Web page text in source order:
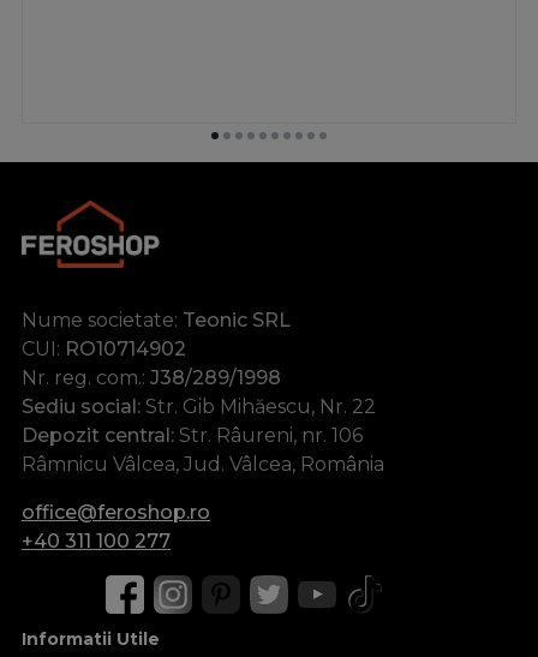
Nume societate: Teonic SRL
CUI: RO10714902
Nr. reg. com.: J38/289/1998
Sediu social: Str. Gib Mihăescu, Nr. 22
Depozit central: Str. Râureni, nr. 106
Râmnicu Vâlcea, Jud. Vâlcea, România
office@feroshop.ro
+40 311 100 277
Informatii Utile